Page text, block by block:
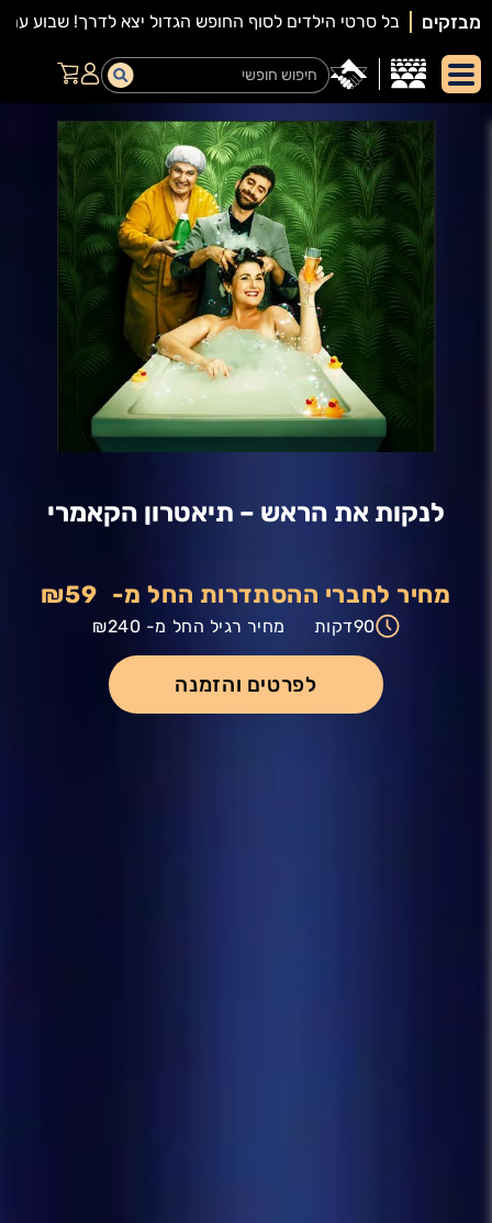
מבזקים
תיאור
המופע:
לנקות את הראש – תיאטרון הקאמרי
מחיר לחברי ההסתדרות החל מ- ₪59
מחיר רגיל החל מ- ₪240 90דקות
לפרטים והזמנה